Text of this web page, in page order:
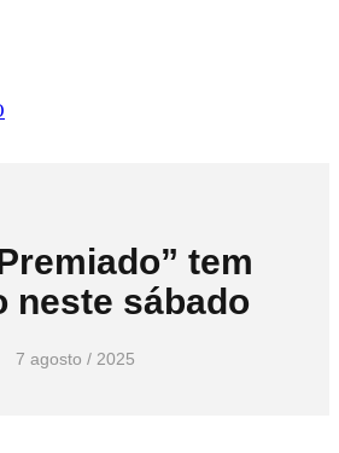
tem
neste sábado
7 agosto / 2025